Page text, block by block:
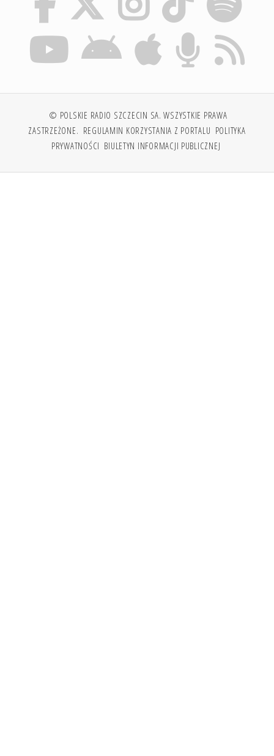
© POLSKIE RADIO SZCZECIN SA. WSZYSTKIE PRAWA
ZASTRZEŻONE. REGULAMIN KORZYSTANIA Z PORTALU POLITYKA
PRYWATNOŚCI BIULETYN INFORMACJI PUBLICZNEJ